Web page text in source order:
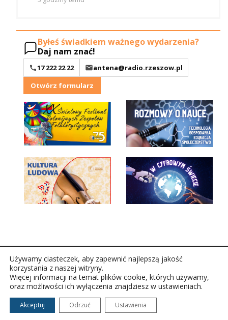
Byłeś świadkiem ważnego wydarzenia?
Daj nam znać!
17 222 22 22
antena@radio.rzeszow.pl
Otwórz formularz
Copyright © 2026Polskie Radio Rzeszów S.A. w likwidacj.
Wszelkie prawa zastrzeżone.
Używamy ciasteczek, aby zapewnić najlepszą jakość
korzystania z naszej witryny.
Więcej informacji na temat plików cookie, których używamy,
oraz możliwości ich wyłączenia znajdziesz w ustawieniach.
Akceptuj Odrzuć Ustawienia